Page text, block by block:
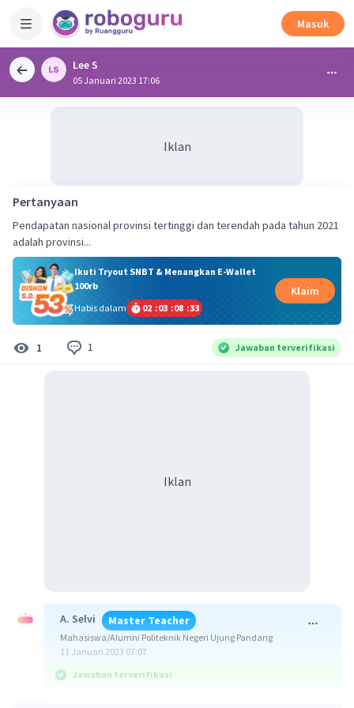
Masuk
Lee S
05 Januari 2023 17:06
Iklan
Pertanyaan
Pendapatan nasional provinsi tertinggi dan terendah pada tahun 2021
adalah provinsi...
Ikuti Tryout SNBT & Menangkan E-Wallet
100rb
Habis dalam
02 :03 :08 :33
Klaim
1 1 Jawaban terverifikasi
Iklan
A. Selvi Master Teacher
Mahasiswa/Alumni Politeknik Negeri Ujung Pandang
11 Januari 2023 07:07
Jawaban terverifikasi